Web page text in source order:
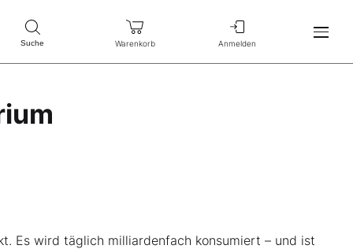
Suche Warenkorb Anmelden
Es wird täglich milliardenfach konsumiert – und ist